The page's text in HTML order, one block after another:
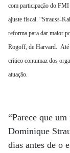
com participação do FMI
ajuste fiscal. “Strauss-
reforma para dar maior
Rogoff, de Harvard. Até
crítico contumaz dos
atuação.
“Parece que
Dominique
dias antes de o